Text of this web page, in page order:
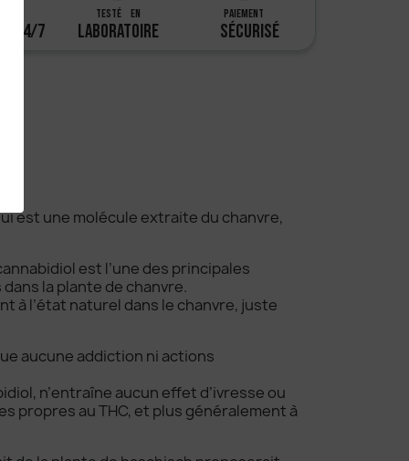
24/7
TESTÉ EN
LABORATOIRE
Paiement
SÉCURISÉ
est une molécule extraite du chanvre,
est l’une des principales
la plante de chanvre.
à l’état naturel dans le chanvre, juste
aucune addiction ni actions
n’entraîne aucun effet d’ivresse ou
propres au THC, et plus généralement à